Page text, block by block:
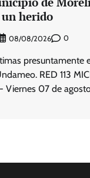
herido
08/08/2026 0
presuntamente
RED 113
Viernes 07 de